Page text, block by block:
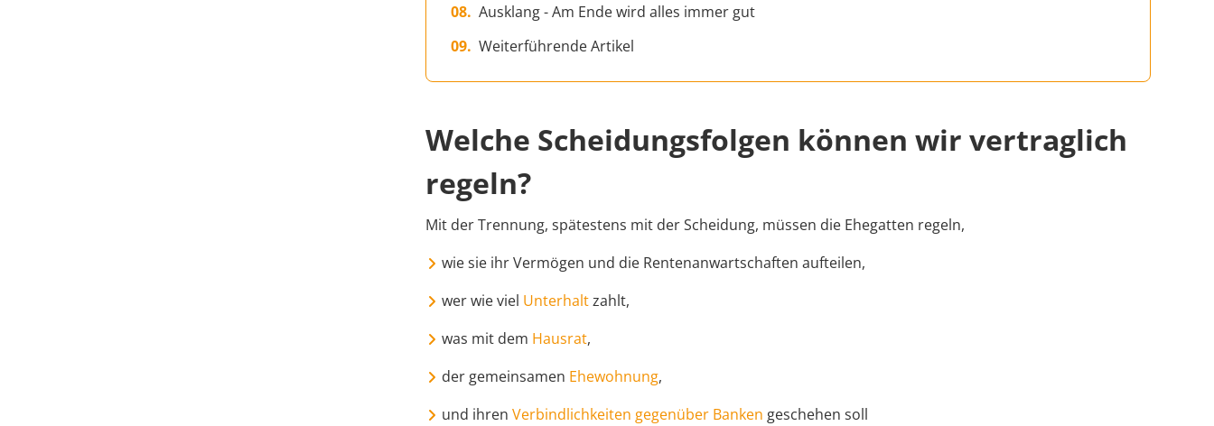
Ausklang - Am Ende wird alles immer gut
Weiterführende Artikel
Welche Scheidungsfolgen können wir vertraglich
regeln?
Mit der Trennung, spätestens mit der Scheidung, müssen die Ehegatten regeln,
wie sie ihr Vermögen und die Rentenanwartschaften aufteilen,
wer wie viel Unterhaltzahlt,
was mit dem Hausrat,
der gemeinsamen Ehewohnung,
und ihrenVerbindlichkeiten gegenüber Banken geschehen soll